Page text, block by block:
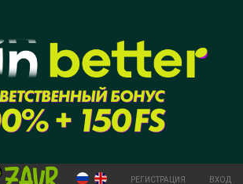
РЕГИСТРАЦИЯ ВХОД